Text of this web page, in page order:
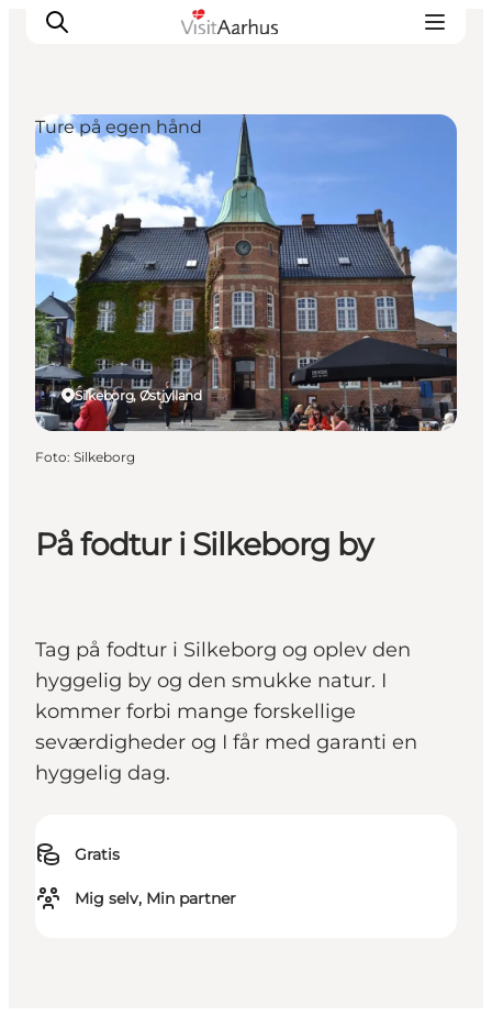
Oplevelser
Kalender
Byer og steder
Planlæg ferien
Transport
På fodtur i Silkeborg by
Tag på fodtur i Silkeborg og oplev den
hyggelig by og den smukke natur. I
kommer forbi mange forskellige
seværdigheder og I får med garanti en
hyggelig dag.
Gratis
Mig selv, Min partner
Silkeborg, Østjylland
Ture på egen hånd
Foto: Silkeborg